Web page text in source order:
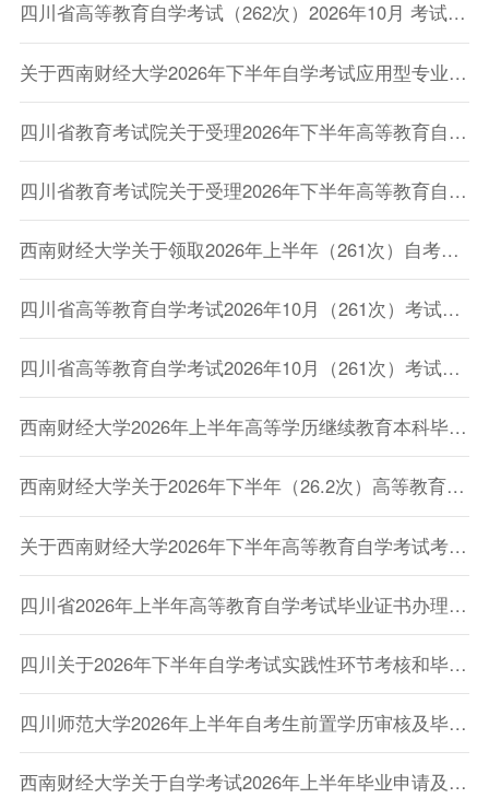
四川省高等教育自学考试（262次）2026年10月 考试课程简表
关于西南财经大学2026年下半年自学考试应用型专业考籍更改办理的通知
四川省教育考试院关于受理2026年下半年高等教育自学考试省际转考申请的通告
四川省教育考试院关于受理2026年下半年高等教育自学考试考籍更改申请的通告
西南财经大学关于领取2026年上半年（261次）自考毕业证书的通知
四川省高等教育自学考试2026年10月（261次）考试课表、课程简表（二）
四川省高等教育自学考试2026年10月（261次）考试课表、课程简表（一）
西南财经大学2026年上半年高等学历继续教育本科毕业生学士学位授予结果及证书发放的通知
西南财经大学关于2026年下半年（26.2次）高等教育自学考试本科毕业论文报考及写作有关事项的通知
关于西南财经大学2026年下半年高等教育自学考试考生实践性环节考核工作的通知
四川省2026年上半年高等教育自学考试毕业证书办理政策解读
四川关于2026年下半年自学考试实践性环节考核和毕业论文（设计）答辩报考工作的通告
四川师范大学2026年上半年自考生前置学历审核及毕业申请的通知
西南财经大学关于自学考试2026年上半年毕业申请及材料审查工作的通知